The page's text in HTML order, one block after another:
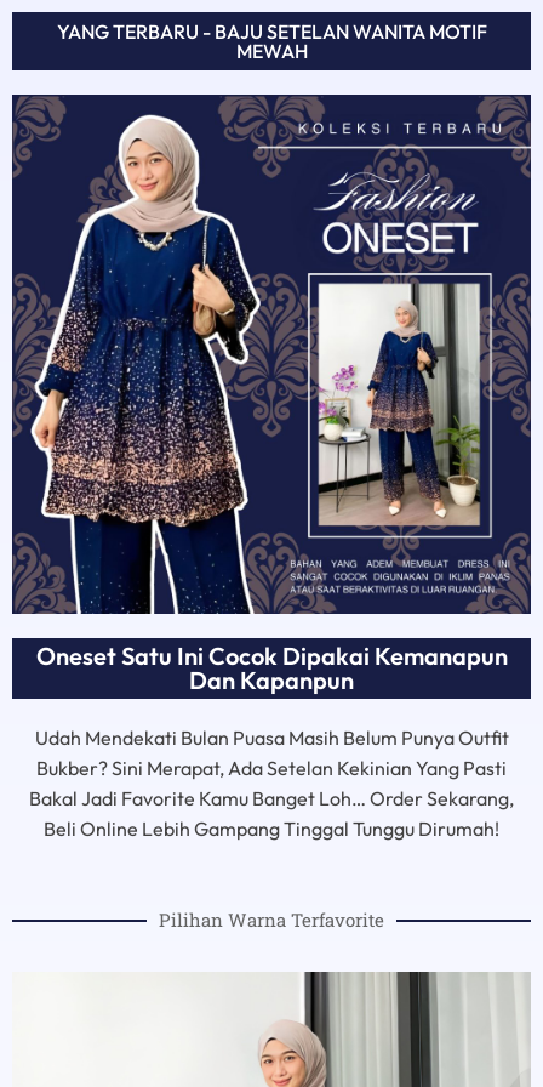
YANG TERBARU - BAJU SETELAN WANITA MOTIF
MEWAH
Oneset Satu Ini Cocok Dipakai Kemanapun
Dan Kapanpun
Udah Mendekati Bulan Puasa Masih Belum Punya Outfit
Bukber? Sini Merapat, Ada Setelan Kekinian Yang Pasti
Bakal Jadi Favorite Kamu Banget Loh… Order Sekarang,
Beli Online Lebih Gampang Tinggal Tunggu Dirumah!
Pilihan Warna Terfavorite